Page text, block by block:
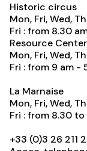
Historic circus
Mon, Fri, Wed,
Fri : from 8.30
Resource Center
Mon, Fri, Wed,
Fri : from 9 am -
La Marnaise
Mon, Fri, Wed,
Fri : from 8.30
+33 (0)3 26 211